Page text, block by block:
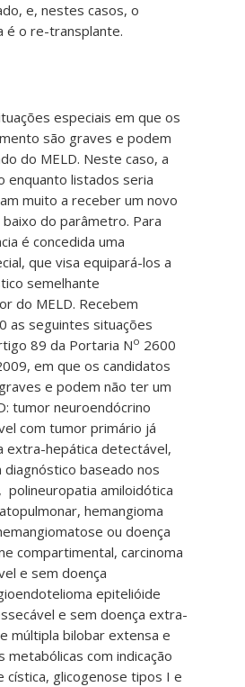
e, nestes casos, o
é o re-transplante.
especiais em que os
são graves e podem
do MELD. Neste caso, a
enquanto listados seria
muito a receber um novo
do parâmetro. Para
é concedida uma
que visa equipará-los a
semelhante
do MELD. Recebem
as seguintes situações
89 da Portaria No 2600
em que os candidatos
e podem não ter um
tumor neuroendócrino
com tumor primário já
extra-hepática detectável,
baseado nos
polineuropatia amiloidótica
hemangioma
ou doença
compartimental, carcinoma
e sem doença
epitelióide
e sem doença extra-
múltipla bilobar extensa e
metabólicas com indicação
glicogenose tipos I e